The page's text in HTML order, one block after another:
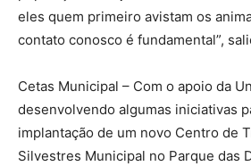
eles quem primeiro avistam os
contato conosco é fundamental”,
Cetas Municipal – Com o apoio da
desenvolvendo algumas iniciativas
implantação de um novo Centro de
Silvestres Municipal no Parque das